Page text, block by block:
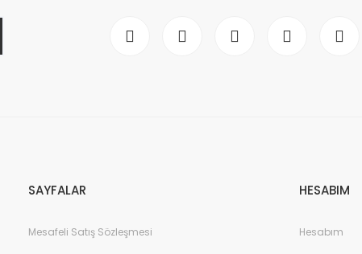
SAYFALAR
Mesafeli Satış Sözleşmesi
HESABIM
Hesabım